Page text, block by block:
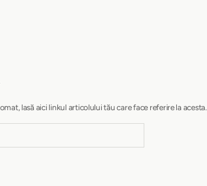
lasă aici linkul articolului tău care face referire la acesta.